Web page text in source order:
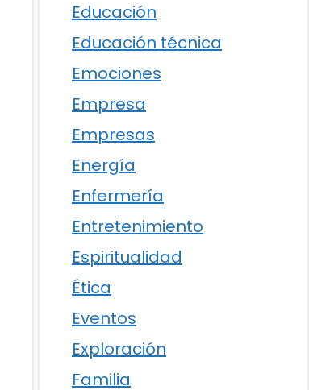
Educación
Educación técnica
Emociones
Empresa
Empresas
Energía
Enfermería
Entretenimiento
Espiritualidad
Ética
Eventos
Exploración
Familia